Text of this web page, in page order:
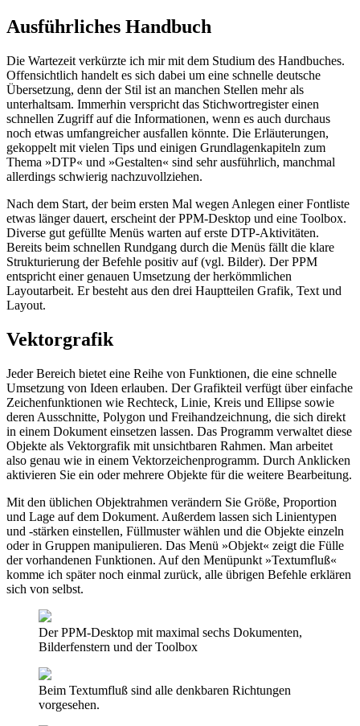
Ausführliches Handbuch
Die Wartezeit verkürzte ich mir mit dem Studium des Handbuches.
Offensichtlich handelt es sich dabei um eine schnelle deutsche
Übersetzung, denn der Stil ist an manchen Stellen mehr als
unterhaltsam. Immerhin verspricht das Stichwortregister einen
schnellen Zugriff auf die Informationen, wenn es auch durchaus
noch etwas umfangreicher ausfallen könnte. Die Erläuterungen,
gekoppelt mit vielen Tips und einigen Grundlagenkapiteln zum
Thema »DTP« und »Gestalten« sind sehr ausführlich, manchmal
allerdings schwierig nachzuvollziehen.
Nach dem Start, der beim ersten Mal wegen Anlegen einer Fontliste
etwas länger dauert, erscheint der PPM-Desktop und eine Toolbox.
Diverse gut gefüllte Menüs warten auf erste DTP-Aktivitäten.
Bereits beim schnellen Rundgang durch die Menüs fällt die klare
Strukturierung der Befehle positiv auf (vgl. Bilder). Der PPM
entspricht einer genauen Umsetzung der herkömmlichen
Layoutarbeit. Er besteht aus den drei Hauptteilen Grafik, Text und
Layout.
Vektorgrafik
Jeder Bereich bietet eine Reihe von Funktionen, die eine schnelle
Umsetzung von Ideen erlauben. Der Grafikteil verfügt über einfache
Zeichenfunktionen wie Rechteck, Linie, Kreis und Ellipse sowie
deren Ausschnitte, Polygon und Freihandzeichnung, die sich direkt
in einem Dokument einsetzen lassen. Das Programm verwaltet diese
Objekte als Vektorgrafik mit unsichtbaren Rahmen. Man arbeitet
also genau wie in einem Vektorzeichenprogramm. Durch Anklicken
aktivieren Sie ein oder mehrere Objekte für die weitere Bearbeitung.
Mit den üblichen Objektrahmen verändern Sie Größe, Proportion
und Lage auf dem Dokument. Außerdem lassen sich Linientypen
und -stärken einstellen, Füllmuster wählen und die Objekte einzeln
oder in Gruppen manipulieren. Das Menü »Objekt« zeigt die Fülle
der vorhandenen Funktionen. Auf den Menüpunkt »Textumfluß«
komme ich später noch einmal zurück, alle übrigen Befehle erklären
sich von selbst.
Der PPM-Desktop mit maximal sechs Dokumenten,
Bilderfenstern und der Toolbox
Beim Textumfluß sind alle denkbaren Richtungen
vorgesehen.